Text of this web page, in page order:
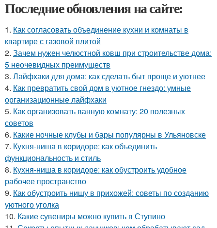
Последние обновления на сайте:
1. Как согласовать объединение кухни и комнаты в
квартире с газовой плитой
2. Зачем нужен челюстной ковш при строительстве дома:
5 неочевидных преимуществ
3. Лайфхаки для дома: как сделать быт проще и уютнее
4. Как превратить свой дом в уютное гнездо: умные
организационные лайфхаки
5. Как организовать ванную комнату: 20 полезных
советов
6. Какие ночные клубы и бары популярны в Ульяновске
7. Кухня-ниша в коридоре: как объединить
функциональность и стиль
8. Кухня-ниша в коридоре: как обустроить удобное
рабочее пространство
9. Как обустроить нишу в прихожей: советы по созданию
уютного уголка
10. Какие сувениры можно купить в Ступино